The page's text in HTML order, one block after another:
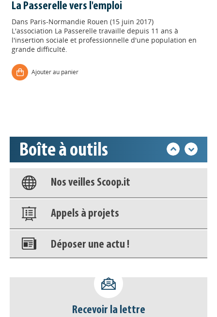
La Passerelle vers l'emploi
Dans Paris-Normandie Rouen (15 juin 2017)
L'association La Passerelle travaille depuis 11 ans à
l'insertion sociale et professionnelle d'une population en
grande difficulté.
Ajouter au panier
Boîte à outils
Appels à projets
Base documentaire
Nos veilles Scoop.it
Appels à projets
Déposer une actu !
déconnecter)
Base documentaire
Recevoir la lettre